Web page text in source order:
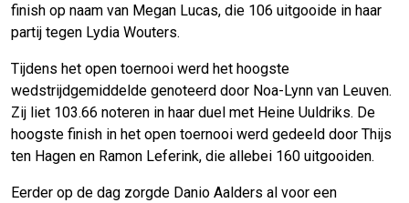
finish op naam van Megan Lucas, die 106 uitgooide in haar
partij tegen Lydia Wouters.
Tijdens het open toernooi werd het hoogste
wedstrijdgemiddelde genoteerd door Noa-Lynn van Leuven.
Zij liet 103.66 noteren in haar duel met Heine Uuldriks. De
hoogste finish in het open toernooi werd gedeeld door Thijs
ten Hagen en Ramon Leferink, die allebei 160 uitgooiden.
Eerder op de dag zorgde Danio Aalders al voor een